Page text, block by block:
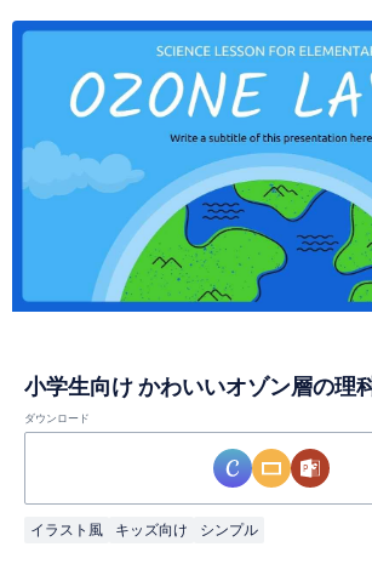
ダウンロード
イラスト風 キッズ向け シンプル